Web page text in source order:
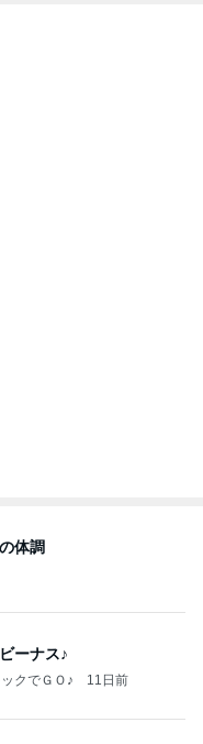
体調
ーナス♪
クでＧＯ♪ 11日前